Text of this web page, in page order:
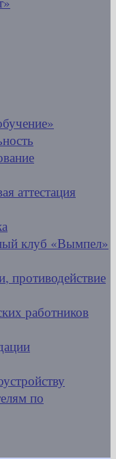
аттестация
клуб «Вымпел»
противодействие
работников
по